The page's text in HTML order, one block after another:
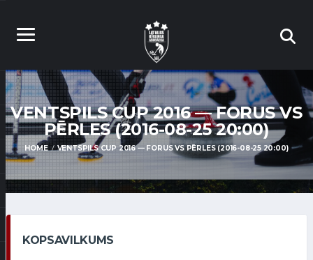
VENTSPILS CUP 2016 — FORUS VS
PĒRLES (2016-08-25 20:00)
HOME VENTSPILS CUP 2016 — FORUS VS PĒRLES (2016-08-25 20:00)
KOPSAVILKUMS